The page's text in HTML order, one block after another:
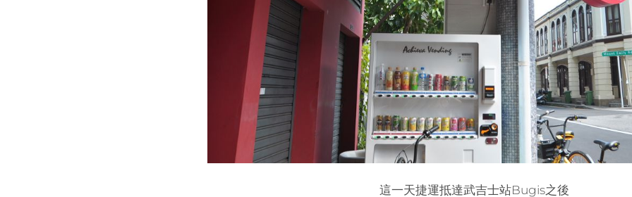
這一天捷運抵達武吉士站Bugis之後